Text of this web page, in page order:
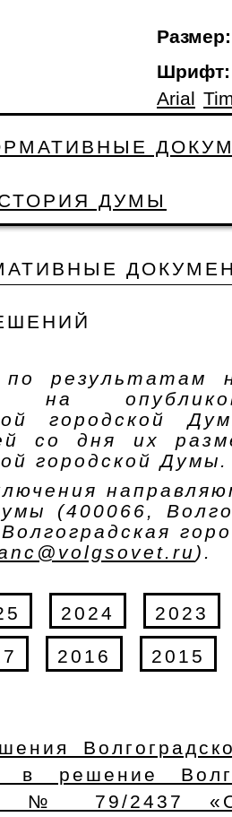
Размер:
Шрифт:
Arial
ДУМЫ
по результатам
на
городской
со дня их
городской Думы.
(400066,
).
2024 2023
2016 2015
в решение
№ 79/2437